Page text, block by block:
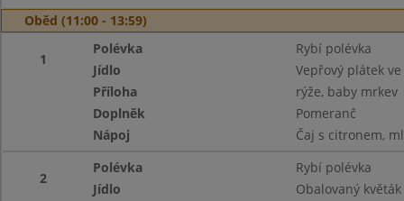
Oběd (11:00 - 13:59)
1
Polévka
Rybí polévka
Jídlo
Vepřový plátek
Příloha
rýže, baby mrkev
Doplněk
Pomeranč
Nápoj
Čaj s citronem,
2
Polévka
Rybí polévka
Jídlo
Obalovaný květák